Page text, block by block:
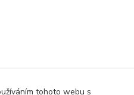
tohoto webu s